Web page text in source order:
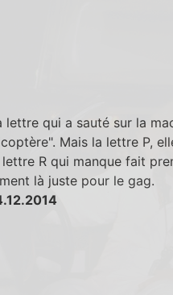
lettre qui a sauté sur la
Mais la lettre P,
R qui manque fait
là juste pour le gag.